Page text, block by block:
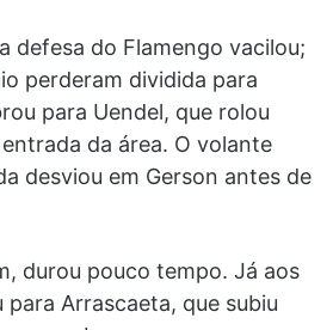
defesa do Flamengo vacilou;
perderam dividida para
para Uendel, que rolou
da área. O volante
desviou em Gerson antes de
durou pouco tempo. Já aos
para Arrascaeta, que subiu